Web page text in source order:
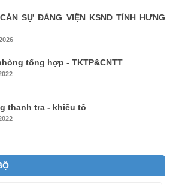
SỰ ĐẢNG VIỆN KSND TỈNH HƯNG
tổng hợp - TKTP&CNTT
thanh tra - khiếu tố